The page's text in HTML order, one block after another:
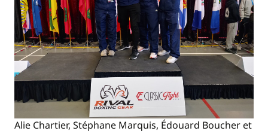
Alie Chartier, Stéphane Marquis, Édouard Boucher et